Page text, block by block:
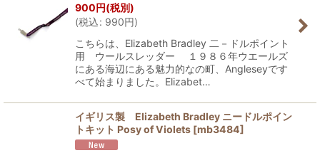
900円(税別)
(税込: 990円)
こちらは、Elizabeth Bradley 二－ドルポイント
用 ウールスレッダー １９８６年ウエールズ
にある海辺にある魅力的なの町、Angleseyです
べて始まりました。Elizabet…
イギリス製 Elizabeth Bradley ニードルポイン
トキット Posy of Violets [mb3484]